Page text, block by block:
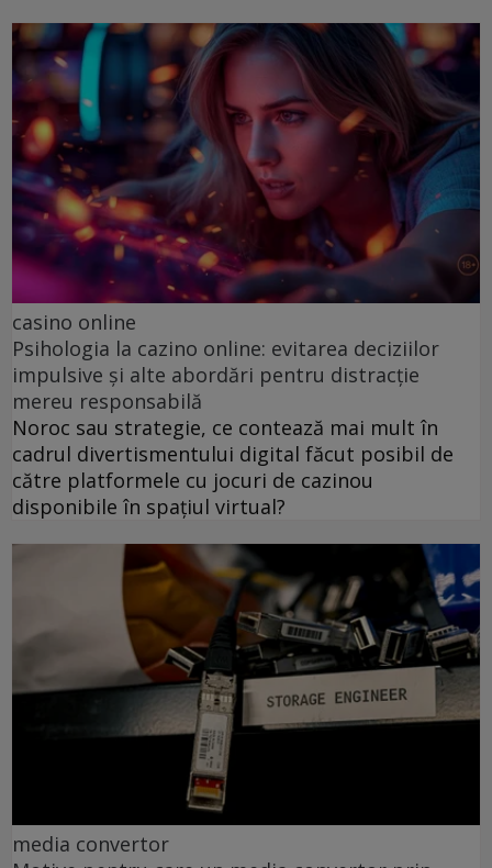
casino online
Psihologia la cazino online: evitarea deciziilor
impulsive și alte abordări pentru distracție
mereu responsabilă
Noroc sau strategie, ce contează mai mult în
cadrul divertismentului digital făcut posibil de
către platformele cu jocuri de cazinou
disponibile în spațiul virtual?
media convertor